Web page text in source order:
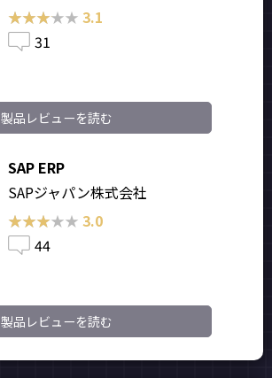
★★★★★
★★★★★ 3.1
31
製品レビューを読む
SAP ERP
SAPジャパン株式会社
★★★★★
★★★★★ 3.0
44
製品レビューを読む